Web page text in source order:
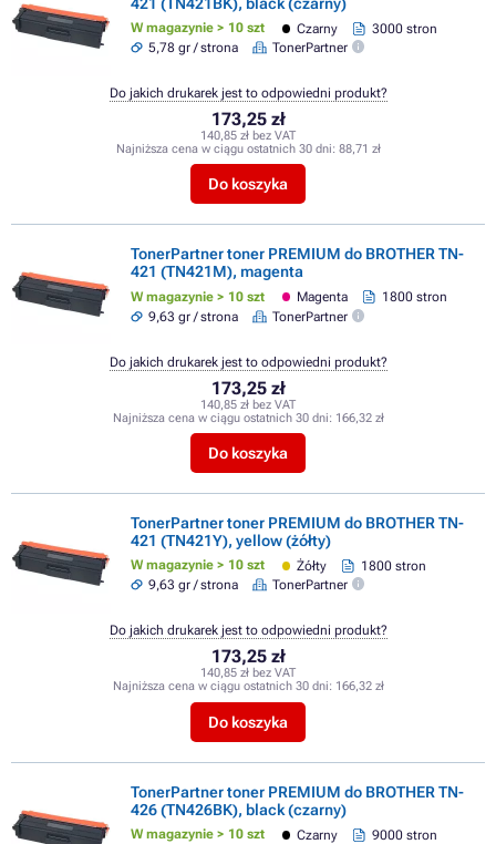
W magazynie > 10 szt Czarny
3000 stron
5,78 gr / strona
TonerPartner
173,25 zł
140,85 zł bez VAT
Najniższa cena w ciągu ostatnich 30 dni: 88,71 zł
Do koszyka
Do jakich drukarek jest to odpowiedni produkt?
TonerPartner toner PREMIUM do BROTHER TN-
421 (TN421M), magenta
W magazynie > 10 szt Magenta
1800 stron
9,63 gr / strona
TonerPartner
173,25 zł
140,85 zł bez VAT
Najniższa cena w ciągu ostatnich 30 dni: 166,32 zł
Do koszyka
Do jakich drukarek jest to odpowiedni produkt?
TonerPartner toner PREMIUM do BROTHER TN-
421 (TN421Y), yellow (żółty)
W magazynie > 10 szt Żółty
1800 stron
9,63 gr / strona
TonerPartner
173,25 zł
140,85 zł bez VAT
Najniższa cena w ciągu ostatnich 30 dni: 166,32 zł
Do koszyka
Do jakich drukarek jest to odpowiedni produkt?
TonerPartner toner PREMIUM do BROTHER TN-
426 (TN426BK), black (czarny)
W magazynie > 10 szt Czarny
9000 stron